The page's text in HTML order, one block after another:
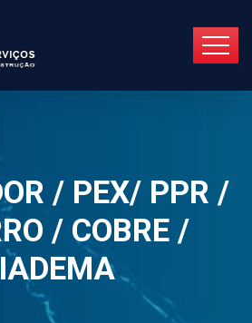
/ PEX/ PPR /
/ COBRE /